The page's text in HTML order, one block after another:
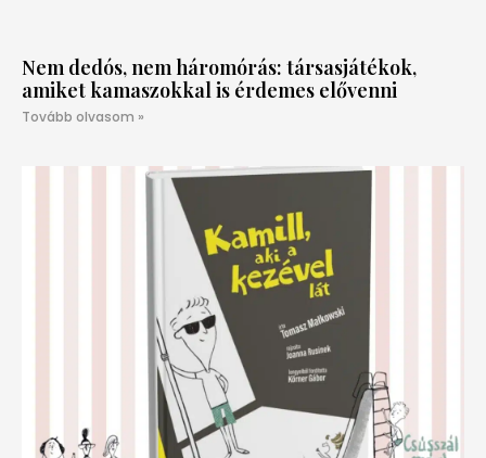
Nem dedós, nem háromórás: társasjátékok,
amiket kamaszokkal is érdemes elővenni
Tovább olvasom »